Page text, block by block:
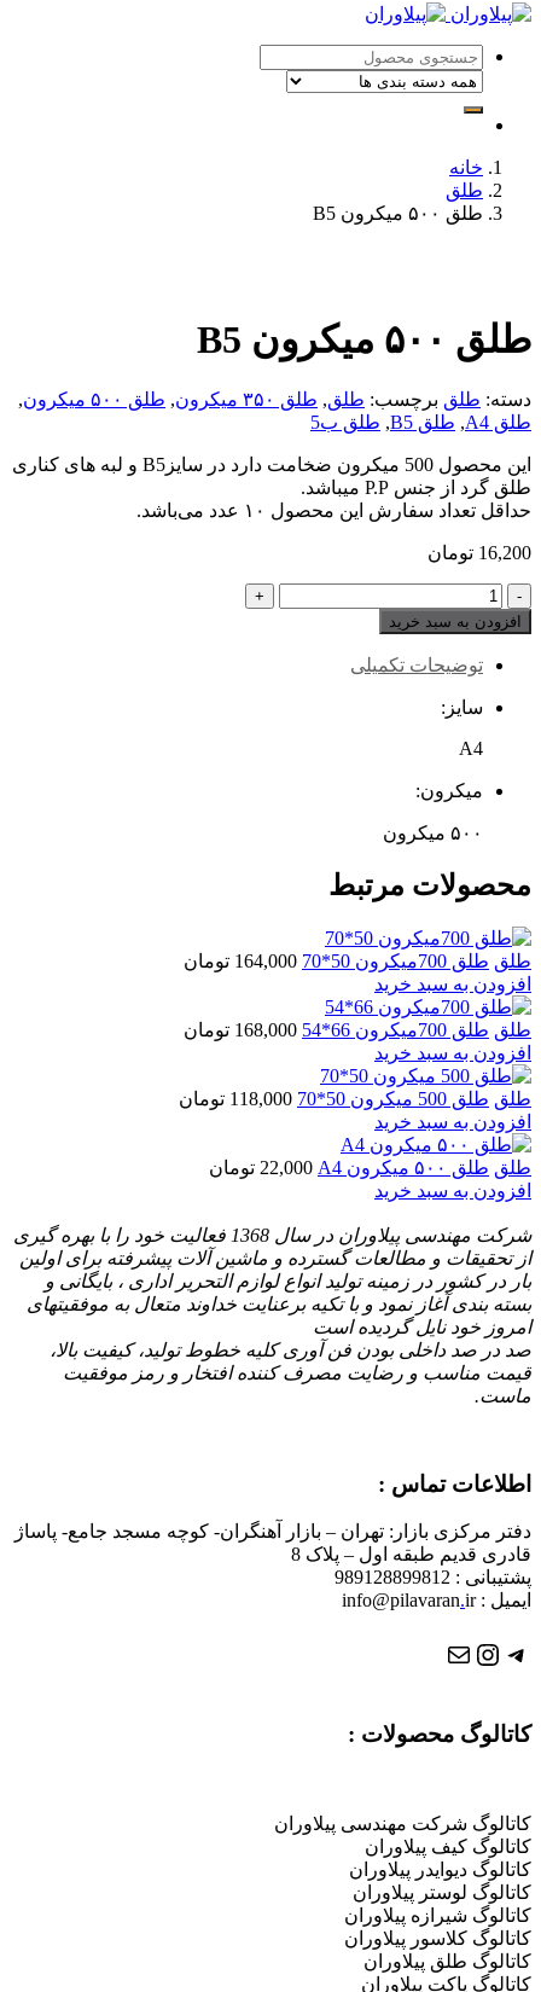
خانه
طلق
طلق ۵۰۰ میکرون B5
طلق ۵۰۰ میکرون B5
دسته: طلق برچسب: طلق, طلق ۳۵۰ میکرون , طلق ۵۰۰ میکرون
,
طلق A4
, طلق B5 , طلق ب5
این محصول 500 میکرون ضخامت دارد در سایزB5 و لبه های کناری
طلق گرد از جنس P.P میباشد.
حداقل تعداد سفارش این محصول ۱۰ عدد می‌باشد.
16,200 تومان
طلق
۵۰۰
میکرون
B5
افزودن به سبد خرید
توضیحات تکمیلی
سایز:
A4
میکرون:
۵۰۰ میکرون
محصولات مرتبط
طلق طلق 700میکرون 50*70 164,000 تومان
افزودن به سبد خرید
طلق طلق 700میکرون 66*54 168,000 تومان
افزودن به سبد خرید
طلق طلق 500 میکرون 50*70 118,000 تومان
افزودن به سبد خرید
طلق طلق ۵۰۰ میکرون A4 22,000 تومان
افزودن به سبد خرید
شرکت مهندسی پیلاوران در سال 1368 فعالیت خود را با بهره گیری
از تحقیقات و مطالعات گسترده و ماشین آلات پیشرفته برای اولین
بار در کشور در زمینه تولید انواع لوازم التحریر اداری ، بایگانی و
بسته بندی آغاز نمود و با تكیه برعنایت خداوند متعال به موفقیتهای
امروز خود نایل گردیده است
صد در صد داخلی بودن فن آوری کلیه خطوط تولید، کیفیت بالا،
قیمت مناسب و رضایت مصرف کننده افتخار و رمز موفقیت
ماست.
اطلاعات تماس :
دفتر مرکزی بازار: تهران – بازار آهنگران- کوچه مسجد جامع- پاساژ
قادری قدیم طبقه اول – پلاک 8
پشتیبانی : 989128899812
ایمیل : info@pilavaran .ir
تلگرام
اینستاگرم
ایمیل
کاتالوگ محصولات :
کاتالوگ شرکت مهندسی پیلاوران
کاتالوگ کیف پیلاوران
کاتالوگ دیوایدر پیلاوران
کاتالوگ لوستر پیلاوران
کاتالوگ شیرازه پیلاوران
کاتالوگ کلاسور پیلاوران
کاتالوگ طلق پیلاوران
کاتالوگ پاکت پیلاوران